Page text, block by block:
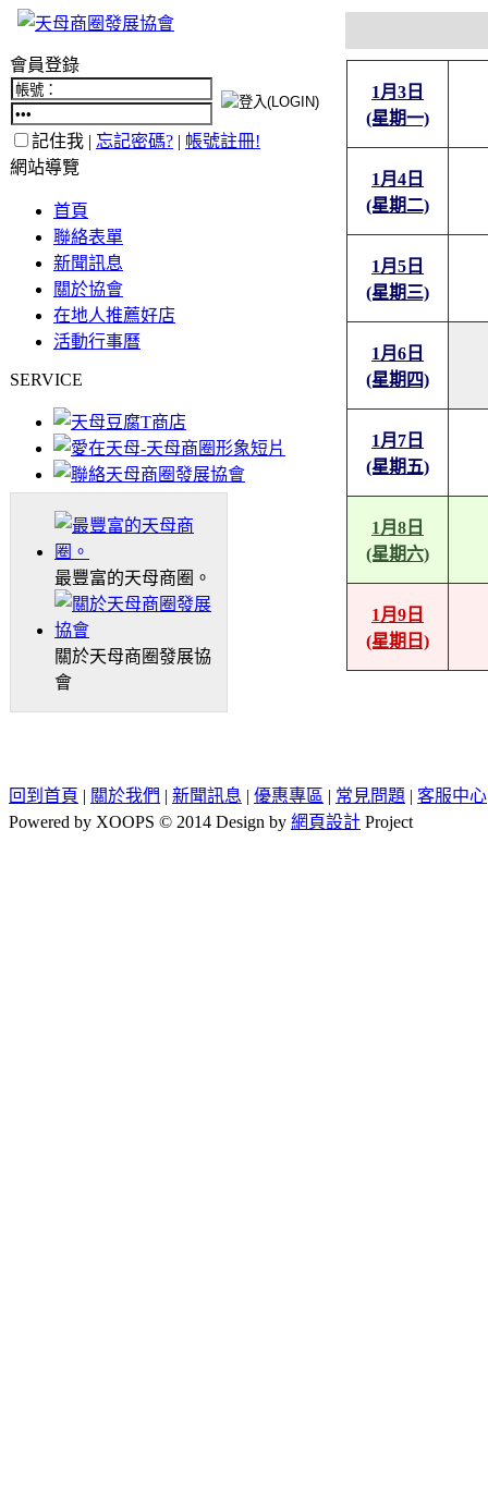
會員登錄
記住我 | 忘記密碼? | 帳號註冊!
網站導覽
首頁
聯絡表單
新聞訊息
關於協會
在地人推薦好店
活動行事曆
SERVICE
最豐富的天母商圈。
關於天母商圈發展協
會
1月3日
(星期一)
1月4日
(星期二)
1月5日
(星期三)
1月6日
(星期四)
1月7日
(星期五)
1月8日
(星期六)
1月9日
(星期日)
回到首頁 | 關於我們 | 新聞訊息 | 優惠專區 | 常見問題 | 客服中心
Powered by XOOPS © 2014 Design by 網頁設計 Project